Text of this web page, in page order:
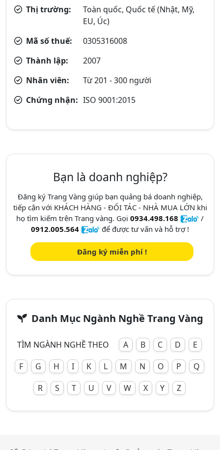
Thị trường:
Toàn quốc, Quốc tế (Nhật, Mỹ,
EU, Úc)
Mã số thuế:
0305316008
Thành lập:
2007
Nhân viên:
Từ 201 - 300 người
Chứng nhận: ISO 9001:2015
Bạn là doanh nghiệp?
Đăng ký Trang Vàng giúp bạn quảng bá doanh nghiệp,
tiếp cận với KHÁCH HÀNG - ĐỐI TÁC - NHÀ MUA LỚN khi
họ tìm kiếm trên Trang vàng. Gọi 0934.498.168
/
0912.005.564
để được tư vấn và hỗ trợ !
Đăng ký miễn phí !
Danh Mục Ngành Nghề Trang Vàng
TÌM NGÀNH NGHỀ THEO A B C D
E
F
G H I K L M N O P
Q
R
S T U V W X Y Z